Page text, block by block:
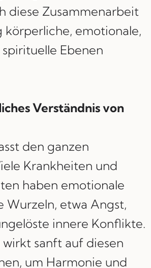
diese Zusammenarbeit
körperliche, emotionale,
Ebenen
Verständnis von
den ganzen
Krankheiten und
haben emotionale
Wurzeln, etwa Angst,
innere Konflikte.
sanft auf diesen
um Harmonie und